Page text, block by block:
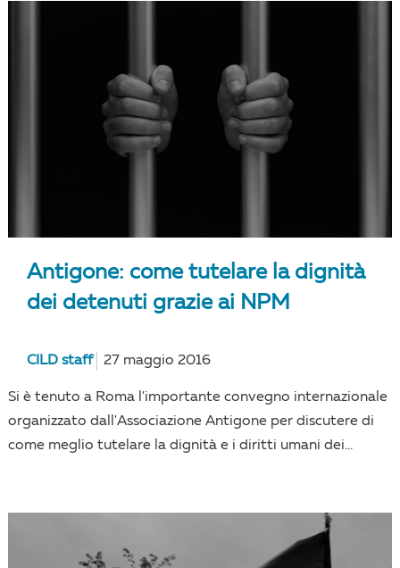
Antigone: come tutelare la dignità
dei detenuti grazie ai NPM
CILD staff 27 maggio 2016
Si è tenuto a Roma l'importante convegno internazionale
organizzato dall'Associazione Antigone per discutere di
come meglio tutelare la dignità e i diritti umani dei...